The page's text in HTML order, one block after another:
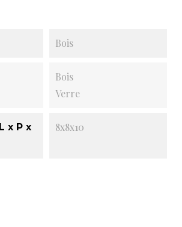
Bois
Bois
Verre
x P x
8x8x10